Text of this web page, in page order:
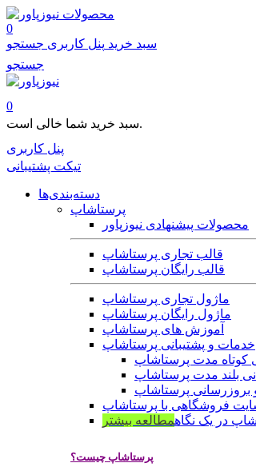
محصولات
0
سبد خرید پنل کاربری جستجو
جستجو
0
سبد خرید شما خالی است.
پنل کاربری
تیکت پشتیبانی
دسته‌بندی‌ها
پرستاشاپ
محصولات پیشنهادی نیوزپاور
قالب تجاری پرستاشاپ
قالب رایگان پرستاشاپ
ماژول تجاری پرستاشاپ
ماژول رایگان پرستاشاپ
آموزش های پرستاشاپ
خدمات و پشتیبانی پرستاشاپ
کوتاه مدت پرستاشاپ
بلند مدت پرستاشاپ
بروزرسانی پرستاشاپ
فروشگاهی با پرستاشاپ
در یک نگاهمطالعه بیشتر
پرستاشاپ چیست؟